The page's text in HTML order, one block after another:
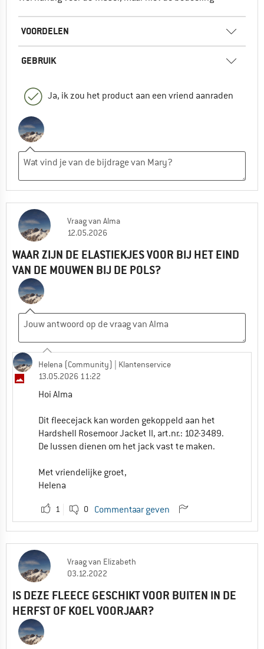
VOORDELEN
GEBRUIK
Ja, ik zou het product aan een vriend aanraden
Vraagvan Alma
12.05.2026
WAAR ZIJN DE ELASTIEKJES VOOR BIJ HET EIND
VAN DE MOUWEN BIJ DE POLS?
Helena (Community)
| Klantenservice
13.05.2026 11:22
Hoi Alma
Dit fleecejack kan worden gekoppeld aan het
Hardshell Rosemoor Jacket II, art.nr.: 102-3489.
De lussen dienen om het jack vast te maken.
Met vriendelijke groet,
Helena
1 0 Commentaar geven
Vraagvan Elizabeth
03.12.2022
IS DEZE FLEECE GESCHIKT VOOR BUITEN IN DE
HERFST OF KOEL VOORJAAR?